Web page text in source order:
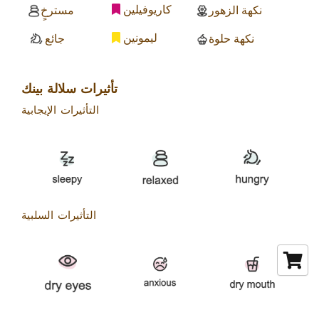
مسترخٍ
كاريوفيلين
نكهة الزهور
جائع
ليمونين نكهة حلوة
تأثيرات سلالة بينك
التأثيرات الإيجابية
التأثيرات السلبية